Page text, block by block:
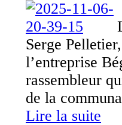
Serge
l’entreprise
rassembleur
de la
Lire la suite